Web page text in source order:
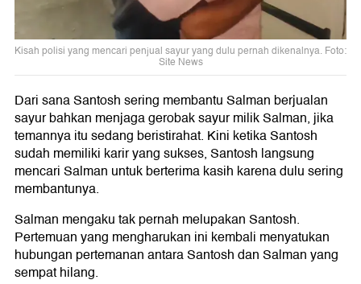
Kisah polisi yang mencari penjual sayur yang dulu pernah dikenalnya. Foto:
Site News
Dari sana Santosh sering membantu Salman berjualan
sayur bahkan menjaga gerobak sayur milik Salman, jika
temannya itu sedang beristirahat. Kini ketika Santosh
sudah memiliki karir yang sukses, Santosh langsung
mencari Salman untuk berterima kasih karena dulu sering
membantunya.
Salman mengaku tak pernah melupakan Santosh.
Pertemuan yang mengharukan ini kembali menyatukan
hubungan pertemanan antara Santosh dan Salman yang
sempat hilang.